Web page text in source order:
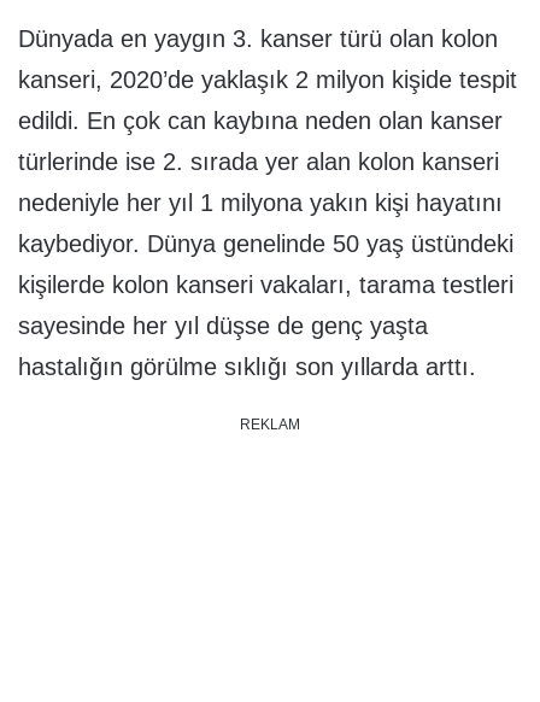
Dünyada en yaygın 3. kanser türü olan kolon
kanseri, 2020’de yaklaşık 2 milyon kişide tespit
edildi. En çok can kaybına neden olan kanser
türlerinde ise 2. sırada yer alan kolon kanseri
nedeniyle her yıl 1 milyona yakın kişi hayatını
kaybediyor. Dünya genelinde 50 yaş üstündeki
kişilerde kolon kanseri vakaları, tarama testleri
sayesinde her yıl düşse de genç yaşta
hastalığın görülme sıklığı son yıllarda arttı.
REKLAM